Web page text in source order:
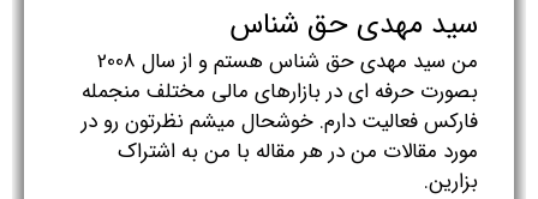
سید مهدی حق شناس
من سید مهدی حق شناس هستم و از سال 2008
بصورت حرفه ای در بازارهای مالی مختلف منجمله
فارکس فعالیت دارم. خوشحال میشم نظرتون رو در
مورد مقالات من در هر مقاله با من به اشتراک
بزارین.